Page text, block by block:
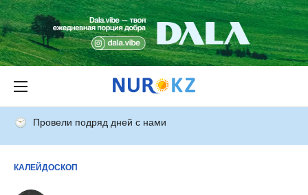
Провели подряд дней с нами
КАЛЕЙДОСКОП